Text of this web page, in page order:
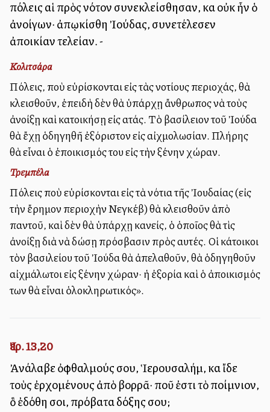
πόλεις αἱ πρὸς νότον συνεκλείσθησαν, καὶ οὐκ ἦν ὁ
ἀνοίγων· ἀπῳκίσθη Ἰούδας, συνετέλεσεν
ἀποικίαν τελείαν. -
Κολιτσάρα
Πόλεις, ποὺ εὑρίσκονται εἰς τὰς νοτίους περιοχάς, θὰ
κλεισθοῦν, ἐπειδὴ δὲν θὰ ὑπάρχῃ ἄνθρωπος νὰ τοὺς
ἀνοίξῃ καὶ κατοικήσῃ εἰς αὐτάς. Τὸ βασίλειον τοῦ Ἰούδα
θὰ ἔχῃ ὁδηγηθῆ ἐξόριστον εἰς αἰχμολωσίαν. Πλήρης
θὰ εἶναι ὁ ἐποικισμός του εἰς τὴν ξένην χώραν.
Τρεμπέλα
Πόλεις ποὺ εὑρίσκονται εἰς τὰ νότια τῆς Ἰουδαίας (εἰς
τὴν ἔρημον περιοχὴν Νεγκέβ) θὰ κλεισθοῦν ἀπὸ
παντοῦ, καὶ δὲν θὰ ὑπάρχῃ κανείς, ὁ ὁποῖος θὰ τὶς
ἀνοίξῃ διὰ νὰ δώσῃ πρόσβασιν πρὸς αυτές. Οἱ κάτοικοι
τὸν βασιλείου τοῦ Ἰούδα θὰ ἀπελαθοῦν, θὰ ὁδηγηθοῦν
αἰχμάλωτοι εἰς ξένην χώραν· ἡ ἐξορία καὶ ὁ ἀποικισμός
των θὰ εἶναι ὁλοκληρωτικός».
Ἰερ. 13,20
Ἀνάλαβε ὀφθαλμούς σου, Ἱερουσαλήμ, καὶ ἴδε
τοὺς ἐρχομένους ἀπὸ βορρᾶ· ποῦ ἐστι τὸ ποίμνιον,
ὃ ἐδόθη σοι, πρόβατα δόξης σου;